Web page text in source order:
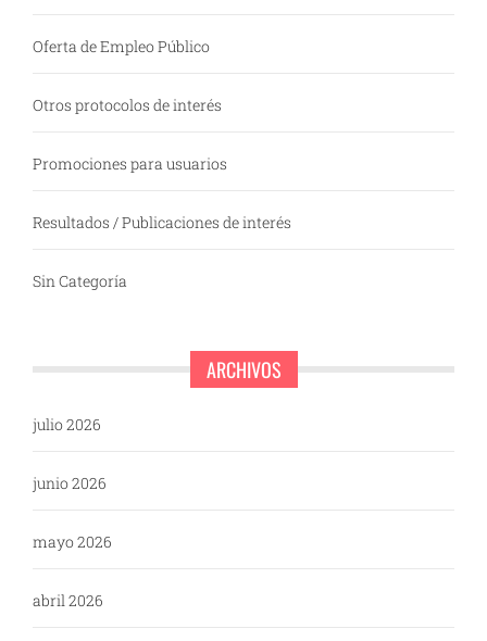
Oferta de Empleo Público
Otros protocolos de interés
Promociones para usuarios
Resultados / Publicaciones de interés
Sin Categoría
ARCHIVOS
julio 2026
junio 2026
mayo 2026
abril 2026